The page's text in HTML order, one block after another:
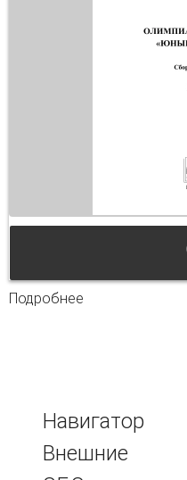
Подробнее
Навигатор
Внешние